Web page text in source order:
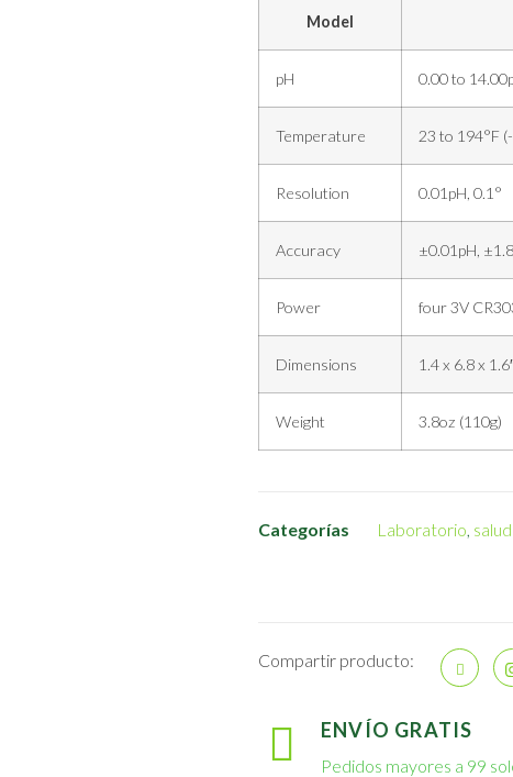
Model
pH 0.00 to
Temperature 23 to 194°F
Resolution 0.01pH, 0.1°
Accuracy ±0.01pH,
Power four 3V
Dimensions 1.4 x 6.8 x
Weight 3.8oz (110g)
Categorías Laboratorio salud
Compartir producto:
ENVÍO GRATIS
Pedidos mayores a 99